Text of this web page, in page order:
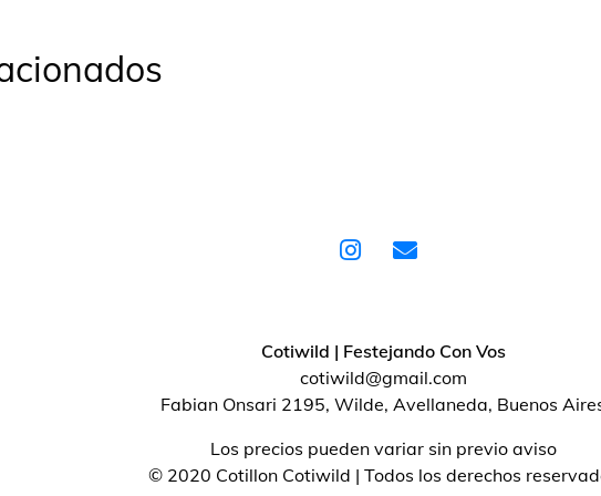
Cotiwild | Festejando Con Vos
cotiwild@gmail.com
Fabian Onsari 2195, Wilde, Avellaneda, Buenos
Los precios pueden variar sin previo aviso
© 2020 Cotillon Cotiwild | Todos los derechos